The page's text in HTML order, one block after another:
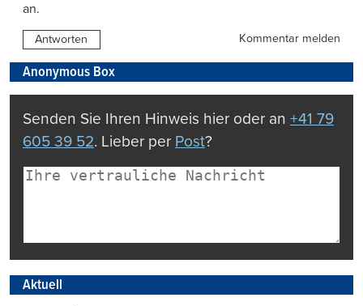
an.
Antworten Kommentar melden
Anonymous Box
Senden Sie Ihren Hinweis hier oder an +41 79
605 39 52. Lieber per Post?
Aktuell